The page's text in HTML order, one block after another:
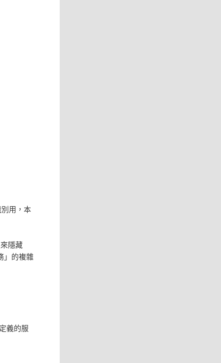
用，本
隱藏
」的複雜
義的服